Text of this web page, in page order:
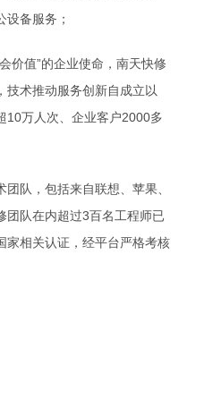
设备服务；
价值”的企业使命，南天快修
技术推动服务创新自成立以
10万人次、企业客户2000多
队，包括来自联想、苹果、
团队在内超过3百名工程师已
家相关认证，经平台严格考核